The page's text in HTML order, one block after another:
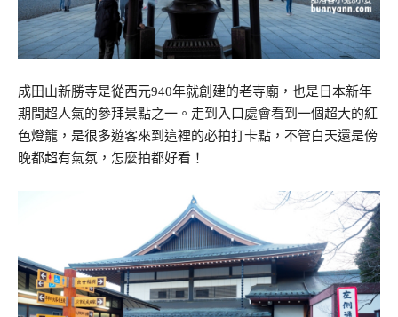
成田山新勝寺是從西元940年就創建的老寺廟，也是日本新年
期間超人氣的參拜景點之一。走到入口處會看到一個超大的紅
色燈籠，是很多遊客來到這裡的必拍打卡點，不管白天還是傍
晚都超有氣氛，怎麼拍都好看！